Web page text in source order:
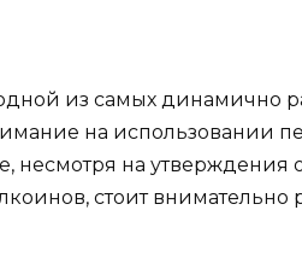
из самых динамично
на использовании
на утверждения
стоит внимательно